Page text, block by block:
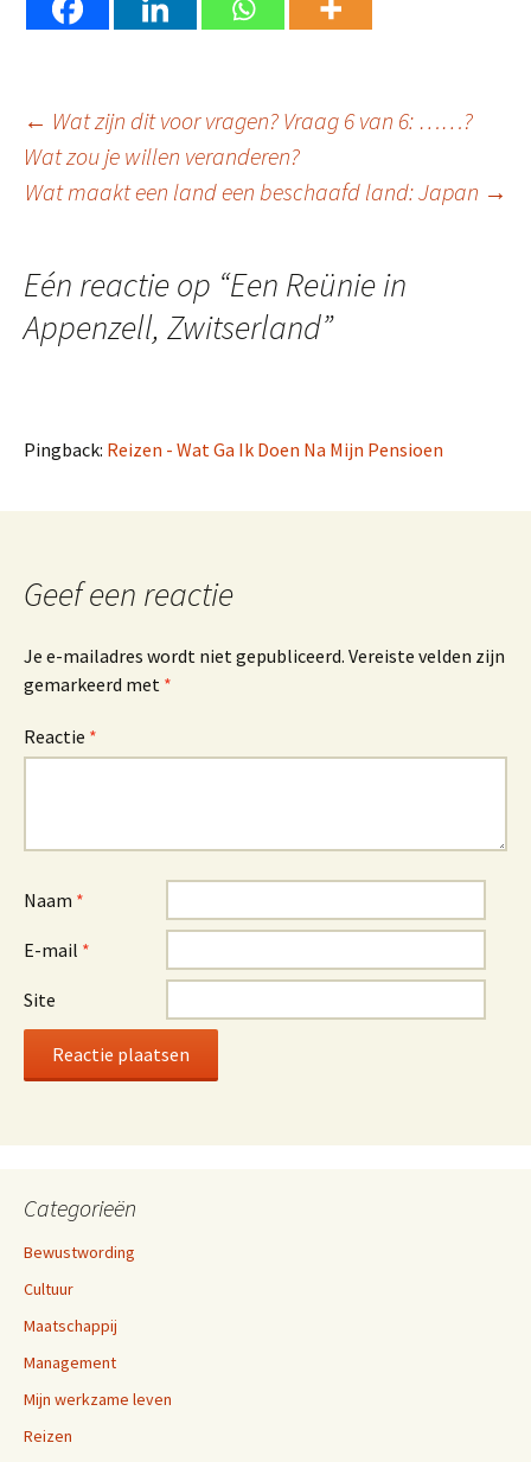
Berichtnavigatie
← Wat zijn dit voor vragen? Vraag 6 van 6: ……?
Wat zou je willen veranderen?
Wat maakt een land een beschaafd land: Japan →
Eén reactie op “Een Reünie in
Appenzell, Zwitserland”
Pingback: Reizen - Wat Ga Ik Doen Na Mijn Pensioen
Geef een reactie
Je e-mailadres wordt niet gepubliceerd. Vereiste velden zijn
gemarkeerd met *
Reactie *
Naam *
E-mail *
Site
Categorieën
Bewustwording
Cultuur
Maatschappij
Management
Mijn werkzame leven
Reizen